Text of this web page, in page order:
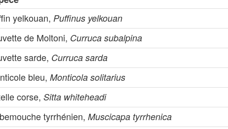
yelkouan, Puffinus yelkouan
de Moltoni, Curruca subalpina
sarde, Curruca sarda
bleu,Monticola solitarius
corse,Sitta whiteheadi
tyrrhénien,Muscicapa tyrrhenica